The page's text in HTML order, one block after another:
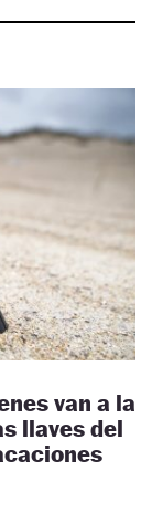
van a la
llaves del